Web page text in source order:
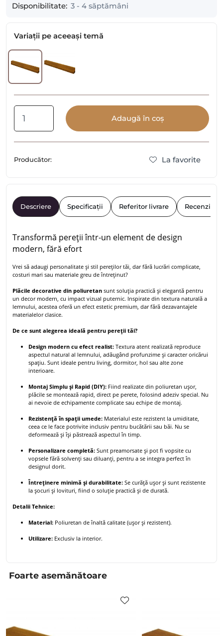
Disponibilitate: 3 - 4 săptămâni
Variații pe aceeași temă
Adaugă în coș
Producător: La favorite
Descriere Specificații Referitor livrare Recenzii
Transformă pereții într-un element de design
modern, fără efort
Vrei să adaugi personalitate și stil pereților tăi, dar fără lucrări complicate,
costuri mari sau materiale greu de întreținut?
Plăcile decorative din poliuretan sunt soluția practică și elegantă pentru
un decor modern, cu impact vizual puternic. Inspirate din textura naturală a
lemnului, acestea oferă un efect estetic premium, dar fără dezavantajele
materialelor clasice.
De ce sunt alegerea ideală pentru pereții tăi?
Design modern cu efect realist: Textura atent realizată reproduce
aspectul natural al lemnului, adăugând profunzime și caracter oricărui
spațiu. Sunt ideale pentru living, dormitor, hol sau alte zone
interioare.
Montaj Simplu și Rapid (DIY): Fiind realizate din poliuretan ușor,
plăcile se montează rapid, direct pe perete, folosind adeziv special. Nu
ai nevoie de echipamente complicate sau echipe de montaj.
Rezistență în spații umede: Materialul este rezistent la umiditate,
ceea ce le face potrivite inclusiv pentru bucătării sau băi. Nu se
deformează și își păstrează aspectul în timp.
Personalizare completă: Sunt preamorsate și pot fi vopsite cu
vopsele fără solvenți sau diluanți, pentru a se integra perfect în
designul dorit.
Întreținere minimă și durabilitate: Se curăță ușor și sunt rezistente
la șocuri și lovituri, fiind o soluție practică și de durată.
Detalii Tehnice:
Material: Poliuretan de înaltă calitate (ușor și rezistent).
Utilizare: Exclusiv la interior.
Foarte asemănătoare